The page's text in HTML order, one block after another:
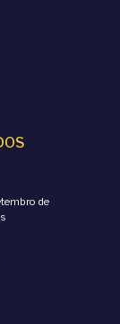
de